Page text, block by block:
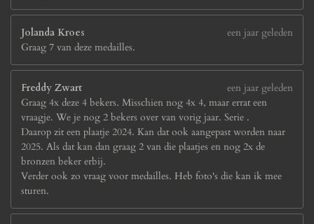
Jolanda Kroes
een jaar geleden
Graag 7 van deze medailles.
Freddy Zwart
een jaar geleden
Graag 4x deze 4 bekers. Misschien nog 4x 4, maar errat een
vraagje. We je nog 2 bekers over van vorig jaar. Serie .
Daarop zit een plaatje 2024. Kan dat ook aangepast worden naar
2025. Als dat kan dan graag 2 van die plaatjes en nog 2x de
bronzen beker erbij.
Verder ook zo vraag voor medailles. Heb foto's die kan ik mee
sturen.